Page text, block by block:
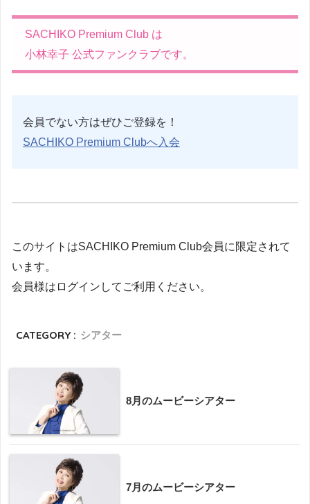
SACHIKO Premium Club は
小林幸子 公式ファンクラブです。
会員でない方はぜひご登録を！
SACHIKO Premium Clubへ入会
このサイトはSACHIKO Premium Club会員に限定されて
います。
会員様はログインしてご利用ください。
CATEGORY : シアター
8月のムービーシアター
7月のムービーシアター